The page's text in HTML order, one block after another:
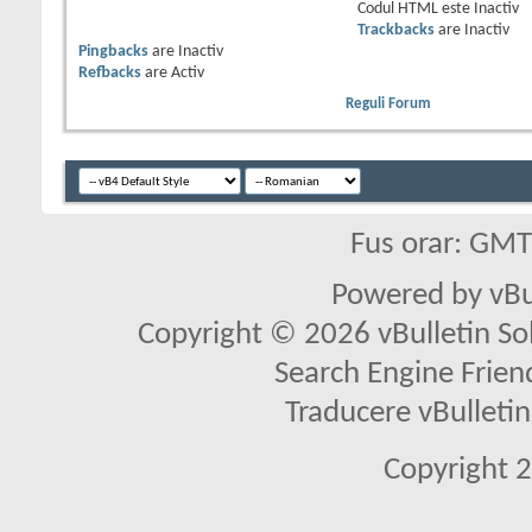
Codul HTML este
Inactiv
Trackbacksare
Inactiv
Pingbacks are
Inactiv
Refbacks are Activ
Reguli Forum
Fus orar:
Powered by
Copyright © 2026 vBulletin
Search Engine
Traducere
Copyright